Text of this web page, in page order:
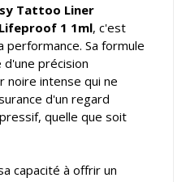
Tattoo Liner
1 1ml, c'est
Sa formule
précision
noire intense qui ne
d'un regard
quelle que soit
capacité à offrir un